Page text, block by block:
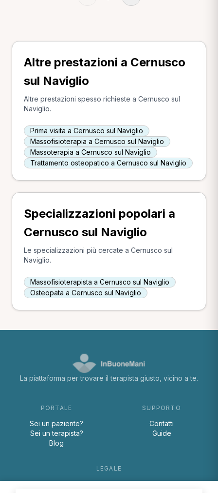
Altre prestazioni a Cernusco
sul Naviglio
Altre prestazioni spesso richieste a Cernusco sul
Naviglio.
Prima visita a Cernusco sul Naviglio
Massofisioterapia a Cernusco sul Naviglio
Massoterapia a Cernusco sul Naviglio
Trattamento osteopatico a Cernusco sul Naviglio
Specializzazioni popolari a
Cernusco sul Naviglio
Le specializzazioni più cercate a Cernusco sul
Naviglio.
Massofisioterapista a Cernusco sul Naviglio
Osteopata a Cernusco sul Naviglio
La piattaforma per trovare il terapista giusto, vicino a te.
PORTALE
Sei un paziente?
Sei un terapista?
Blog
SUPPORTO
Contatti
Guide
LEGALE